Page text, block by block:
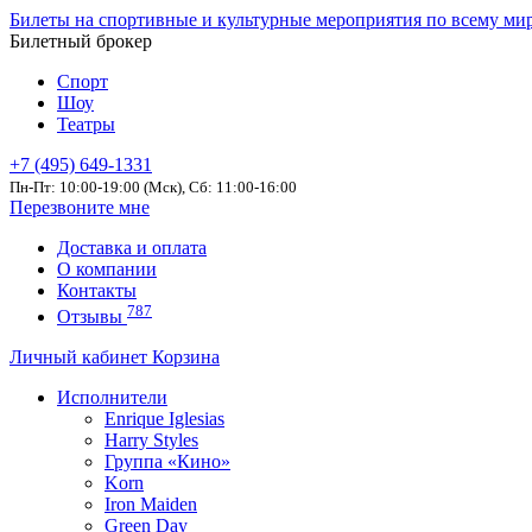
Билеты на спортивные и культурные мероприятия по всему
Билетный брокер
Спорт
Шоу
Театры
+7 (495) 649-1331
Пн-Пт: 10:00-19:00 (Мск), Сб: 11:00-16:00
Перезвоните мне
Доставка и оплата
О компании
Контакты
Отзывы 787
Личный кабинет Корзина
Исполнители
Enrique Iglesias
Harry Styles
Группа «Кино»
Korn
Iron Maiden
Green Day